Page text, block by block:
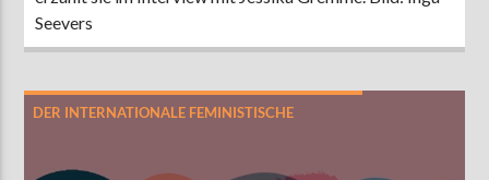
Seevers
DER INTERNATIONALE FEMINISTISCHE